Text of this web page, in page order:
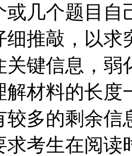
或几个题目
细推敲，以求
关键信息，
解材料的长度
较多的剩余
求考生在阅